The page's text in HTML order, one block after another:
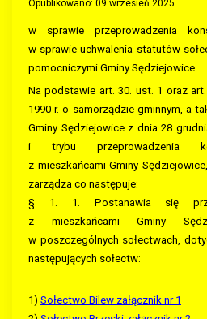
Opublikowano: 09 wrzesień 2025
w sprawie przeprowadzenia
w sprawie uchwalenia statutów
pomocniczymi Gminy Sędziejowice.
Na podstawie art. 30. ust. 1 oraz
1990 r. o samorządzie gminnym, a
Gminy Sędziejowice z dnia 28
i trybu przeprowadzenia
z mieszkańcami Gminy
zarządza co następuje:
§ 1. 1. Postanawia się
z mieszkańcami Gminy
w poszczególnych sołectwach,
następujących sołectw:
1) Sołectwo Bilew załącznik nr 1